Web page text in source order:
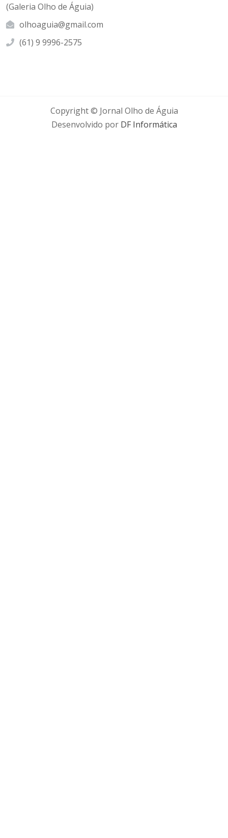
(Galeria Olho de Águia)
olhoaguia@gmail.com
(61) 9 9996-2575
Copyright © Jornal Olho de Águia
Desenvolvido porDF Informática